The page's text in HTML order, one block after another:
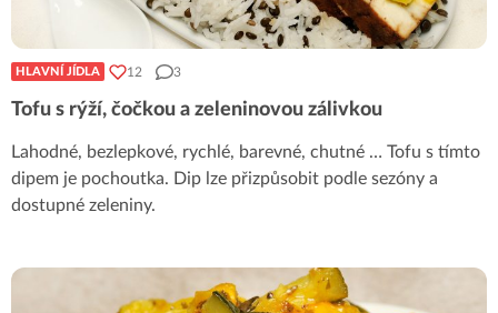
HLAVNÍ JÍDLA 12 3
Tofu s rýží, čočkou a zeleninovou zálivkou
Lahodné, bezlepkové, rychlé, barevné, chutné … Tofu s tímto
dipem je pochoutka. Dip lze přizpůsobit podle sezóny a
dostupné zeleniny.